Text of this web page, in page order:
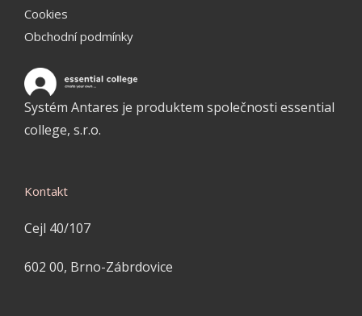
Cookies
Obchodní podmínky
Systém Antares je produktem společnosti essential
college, s.r.o.
Kontakt
Cejl 40/107
602 00, Brno-Zábrdovice